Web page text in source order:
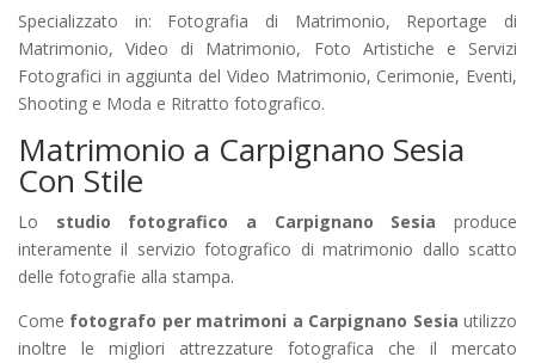
Specializzato in: Fotografia di Matrimonio, Reportage di
Matrimonio, Video di Matrimonio, Foto Artistiche e Servizi
Fotografici in aggiunta del Video Matrimonio, Cerimonie, Eventi,
Shooting e Moda e Ritratto fotografico.
Matrimonio a Carpignano Sesia
Con Stile
Lo studio fotografico a Carpignano Sesia produce
interamente il servizio fotografico di matrimonio dallo scatto
delle fotografie alla stampa.
Come fotografo per matrimoni a Carpignano Sesia utilizzo
inoltre le migliori attrezzature fotografica che il mercato